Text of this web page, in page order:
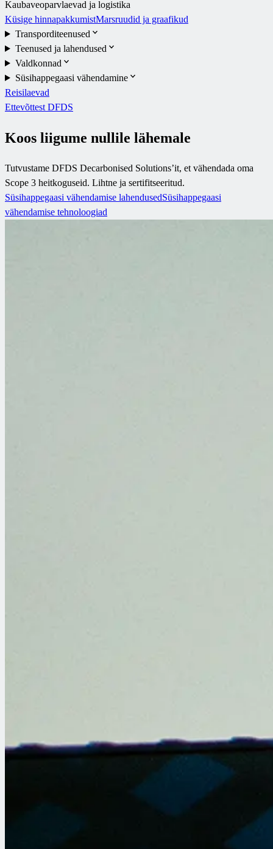
Kaubaveoparvlaevad ja logistika
Küsige hinnapakkumistMarsruudid ja graafikud
Transporditeenused
Teenused ja lahendused
Valdkonnad
Süsihappegaasi vähendamine
Reisilaevad
Ettevõttest DFDS
Koos liigume nullile lähemale
Tutvustame DFDS Decarbonised Solutions’it, et vähendada oma
Scope 3 heitkoguseid. Lihtne ja sertifitseeritud.
Süsihappegaasi vähendamise lahendusedSüsihappegaasi
vähendamise tehnoloogiad